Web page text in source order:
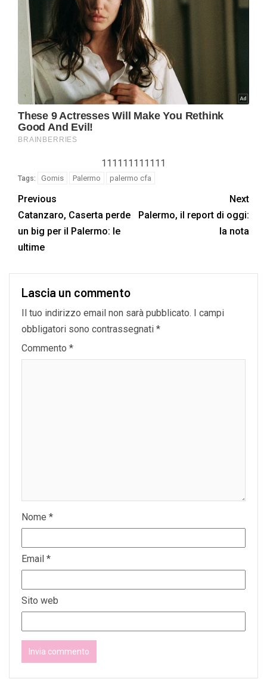
111111111111
Tags: Gomis Palermo palermo cfa
Previous
Catanzaro, Caserta perde
un big per il Palermo: le
ultime
Next
Palermo, il report di oggi:
la nota
Lascia un commento
Il tuo indirizzo email non sarà pubblicato. I campi
obbligatori sono contrassegnati *
Commento *
Nome *
Email *
Sito web